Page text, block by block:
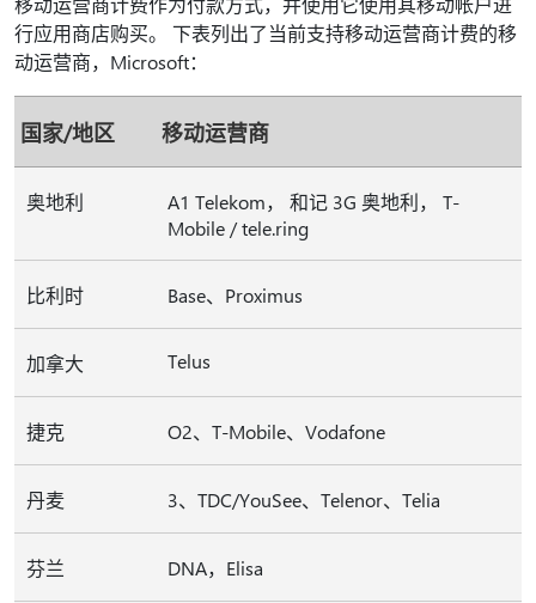
行应用商店购买。 下表列出了当前支持移动运营商计费的移
动运营商，Microsoft：
国家/地区 移动运营商
奥地利
A1 Telekom， 和记 3G 奥地利， T-
Mobile / tele.ring
比利时 Base、Proximus
加拿大 Telus
捷克 O2、T-Mobile、Vodafone
丹麦 3、TDC/YouSee、Telenor、Telia
芬兰 DNA，Elisa